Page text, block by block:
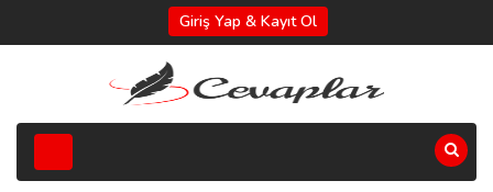
Giriş Yap & Kayıt Ol